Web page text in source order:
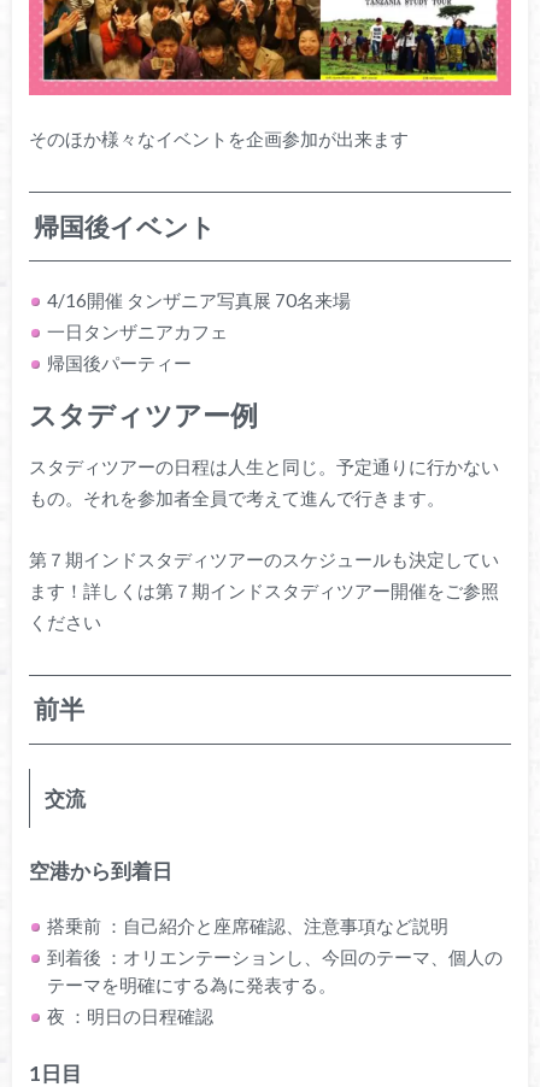
そのほか様々なイベントを企画参加が出来ます
帰国後イベント
4/16開催 タンザニア写真展 70名来場
一日タンザニアカフェ
帰国後パーティー
スタディツアー例
スタディツアーの日程は人生と同じ。予定通りに行かない
もの。それを参加者全員で考えて進んで行きます。
第７期インドスタディツアーのスケジュールも決定してい
ます！詳しくは第７期インドスタディツアー開催をご参照
ください
前半
交流
空港から到着日
搭乗前 ：自己紹介と座席確認、注意事項など説明
到着後 ：オリエンテーションし、今回のテーマ、個人の
テーマを明確にする為に発表する。
夜 ：明日の日程確認
1日目